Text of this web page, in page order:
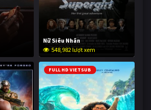
Nữ Siêu Nhân
548,982 lượt xem
FULL HD VIETSUB